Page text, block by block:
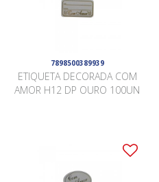
7898500389939
ETIQUETA DECORADA COM
AMOR H12 DP OURO 100UN